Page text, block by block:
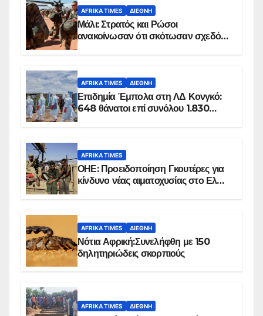
AFRIKA TIMES ΔΙΕΘΝΉ
Μάλι: Στρατός και Ρώσοι
ανακοίνωσαν ότι σκότωσαν σχεδόν
AFRIKA TIMES ΔΙΕΘΝΉ
Επιδημία Έμπολα στη ΛΔ Κονγκό:
648 θάνατοι επί συνόλου 1.830
AFRIKA TIMES
ΟΗΕ: Προειδοποίηση Γκουτέρες για
κίνδυνο νέας αιματοχυσίας στο Ελ
AFRIKA TIMES ΔΙΕΘΝΉ
Νότια Αφρική:Συνελήφθη με 150
δηλητηριώδεις σκορπιούς
AFRIKA TIMES ΔΙΕΘΝΉ